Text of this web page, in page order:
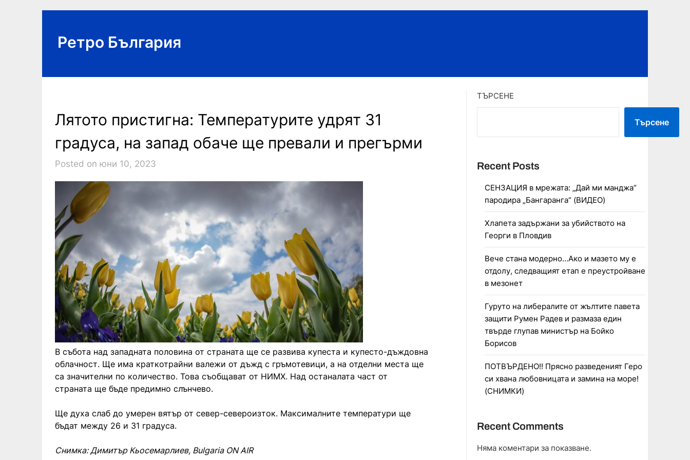
Ретро България
Лятото пристигна: Температурите удрят 31
градуса, на запад обаче ще превали и прегърми
Posted on юни 10, 2023
В събота над западната половина от страната ще се развива купеста и купесто-дъждовна
облачност. Ще има краткотрайни валежи от дъжд с гръмотевици, а на отделни места ще
са значителни по количество. Това съобщават от НИМХ. Над останалата част от
страната ще бъде предимно слънчево.
Ще духа слаб до умерен вятър от север-североизток. Максималните температури ще
бъдат между 26 и 31 градуса.
Снимка: Димитър Кьосемарлиев, Bulgaria ON AIR
ТЪРСЕНЕ
Търсене
Recent Posts
СЕНЗАЦИЯ в мрежата: „Дай ми манджа“
пародира „Бангаранга“ (ВИДЕО)
Хлапета задържани за убийството на
Георги в Пловдив
Вече стана модерно…Ако и мазето му е
отдолу, следващият етап е преустройване
в мезонет
Гуруто на либералите от жълтите павета
защити Румен Радев и размаза един
твърде глупав министър на Бойко
Борисов
ПОТВЪРДЕНО!! Прясно разведеният Геро
си хвана любовницата и замина на море!
(СНИМКИ)
Recent Comments
Няма коментари за показване.